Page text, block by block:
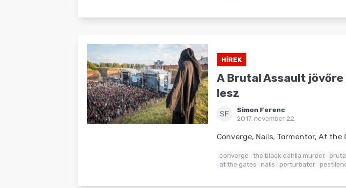
HÍREK
A Brutal Assault jövőre
lesz
SF
Simon Ferenc
2017. november 22.
Converge, Nails, Tormentor, At the
converge the black dahlia murder
at the gates
nails perturbator